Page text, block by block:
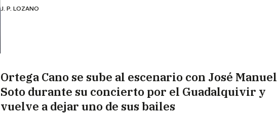
J. P. LOZANO
Ortega Cano se sube al escenario con José Manuel
Soto durante su concierto por el Guadalquivir y
vuelve a dejar uno de sus bailes